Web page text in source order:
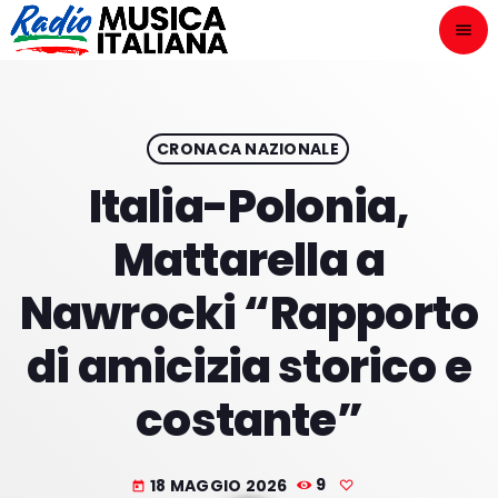
menu
HOME
NOVITÀ DISCOGRAFICHE
CRONACA NAZIONALE
Italia-Polonia,
Mattarella a
Nawrocki “Rapporto
di amicizia storico e
costante”
today 18 MAGGIO 2026 9